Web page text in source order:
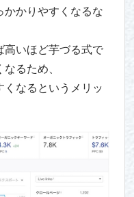
かかりやすくなるな
高いほど芋づる式で
るため、
くなるというメリッ